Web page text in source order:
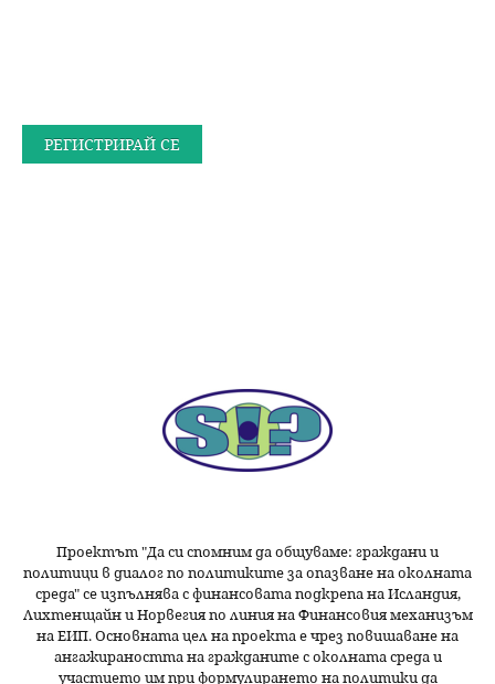
Проектът "Да си спомним даобщуваме: граждани и
политици в диалог по политиките за опазване на околната
среда" се изпълнява с финансовата подкрепа на Исландия,
Лихтенщайн и Норвегия по линия на Финансовия механизъм
на ЕИП. Основната цел на проекта е чрез повишаване на
ангажираността на гражданите с околната среда и
участието им при формулирането на политики да